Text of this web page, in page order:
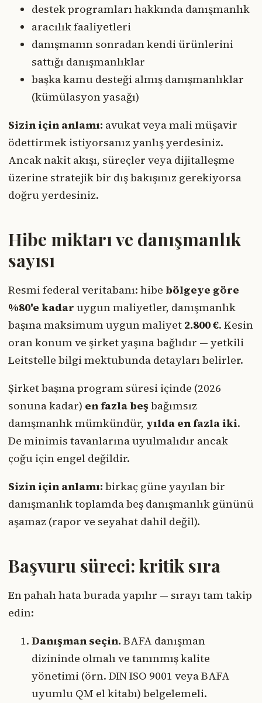
destek programları hakkında danışmanlık
aracılık faaliyetleri
danışmanın sonradan kendi ürünlerini
sattığı danışmanlıklar
başka kamu desteği almış danışmanlıklar
(kümülasyon yasağı)
Sizin için anlamı: avukat veya mali müşavir
ödettirmek istiyorsanız yanlış yerdesiniz.
Ancak nakit akışı, süreçler veya dijitalleşme
üzerine stratejik bir dış bakışınız gerekiyorsa
doğru yerdesiniz.
Hibe miktarı ve danışmanlık
sayısı
Resmi federal veritabanı: hibe bölgeye göre
%80'e kadar uygun maliyetler, danışmanlık
başına maksimum uygun maliyet 2.800 €. Kesin
oran konum ve şirket yaşına bağlıdır — yetkili
Leitstelle bilgi mektubunda detayları belirler.
Şirket başına program süresi içinde (2026
sonuna kadar) en fazla beşbağımsız
danışmanlık mümkündür, yılda en fazla iki.
De minimis tavanlarına uyulmalıdır ancak
çoğu için engel değildir.
Sizin için anlamı: birkaç güne yayılan bir
danışmanlık toplamda beş danışmanlık gününü
aşamaz (rapor ve seyahat dahil değil).
Başvuru süreci: kritik sıra
En pahalı hata burada yapılır — sırayı tam takip
edin:
Danışman seçin. BAFA danışman
dizininde olmalı ve tanınmış kalite
yönetimi (örn. DIN ISO 9001 veya BAFA
uyumlu QM el kitabı) belgelemeli.